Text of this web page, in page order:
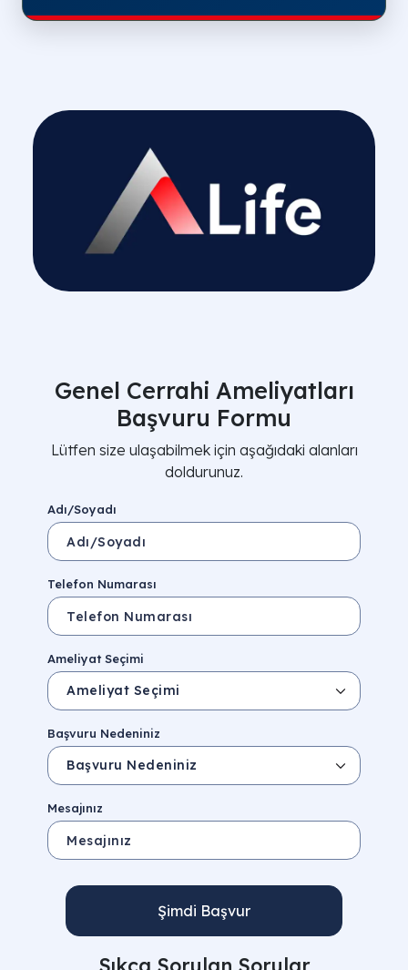
Genel Cerrahi Ameliyatları
Başvuru Formu
Lütfen size ulaşabilmek için aşağıdaki alanları
doldurunuz.
Adı/Soyadı
Telefon Numarası
Ameliyat Seçimi
Başvuru Nedeniniz
Mesajınız
Şimdi Başvur